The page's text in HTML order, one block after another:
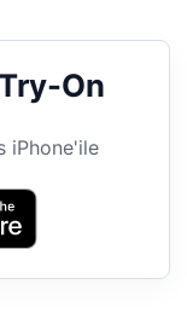
On
iPhone'ile